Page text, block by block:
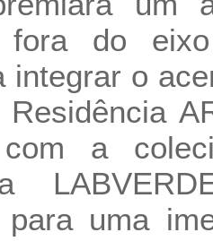
fora do
integrar o
com a
para uma